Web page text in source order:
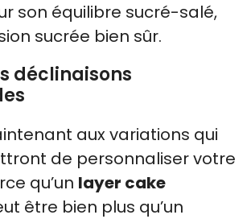
son équilibre sucré-salé,
sucrée bien sûr.
déclinaisons
aux variations qui
de personnaliser votre
qu’un layer cake
être bien plus qu’un